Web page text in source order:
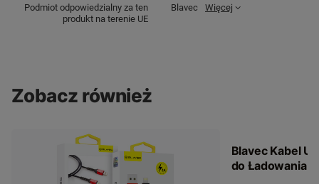
Podmiot odpowiedzialny za ten
produkt na terenie UE
Blavec Więcej
Zobacz również
Blavec Kabel
do Ładowania